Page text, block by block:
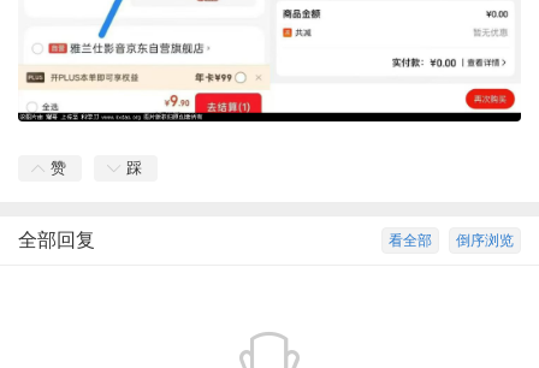
赞 踩
倒序浏览
看全部
全部回复